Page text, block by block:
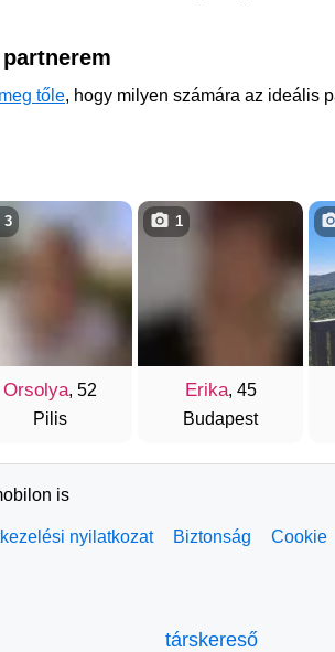
tőle, hogy milyen számára az ideális
Orsolya, 52
Pilis
3
Erika, 45
Budapest
1
is
nyilatkozat Biztonság Cookie
társkereső